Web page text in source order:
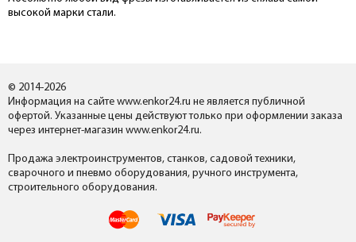
высокой марки стали.
© 2014-2026
Информация на сайте www.enkor24.ru не является публичной
офертой. Указанные цены действуют только при оформлении заказа
через интернет-магазин www.enkor24.ru.
Продажа электроинструментов, станков, садовой техники,
сварочного и пневмо оборудования, ручного инструмента,
строительного оборудования.